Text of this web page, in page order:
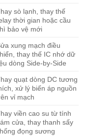
sò lạnh, thay thế
thời gian hoặc cầu
bảo vệ mới
xung mạch điều
thay thế IC nhớ dữ
dòng Side-by-Side
quạt dòng DC tương
xử lý biến áp nguồn
vỉ mạch
viền cao su từ tính
cửa, thay thanh sấy
đọng sương